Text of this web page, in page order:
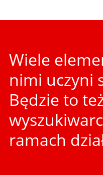
Wiele
nimi uczyni
Będzie to
ramach